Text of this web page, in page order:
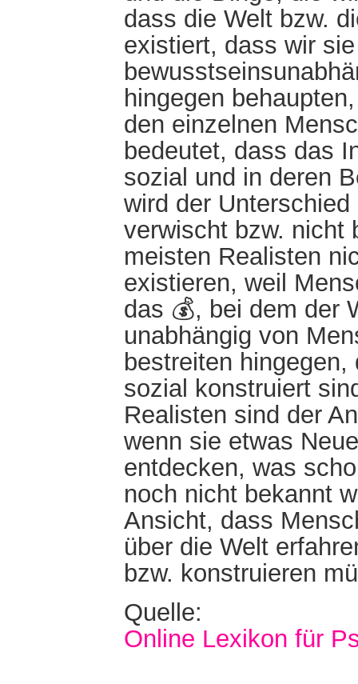
dass die Welt bzw.
existiert, dass wir
hingegen
den einzelnen
bedeutet, dass das
sozial und in deren
wird der
verwischt bzw. nicht
meisten Realisten
existieren, weil
das 💰, bei dem der
unabhängig von
bestreiten
sozial konstruiert
Realisten sind der
wenn sie etwas
entdecken, was
noch nicht bekannt
Ansicht, dass
über die Welt
bzw. konstruieren
Quelle:
Online Lexikon für